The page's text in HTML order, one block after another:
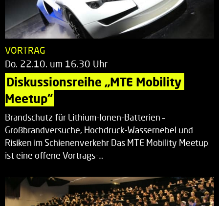
VORTRAG
Do. 22.10. um 16.30 Uhr
Diskussionsreihe „MTE Mobility
Meetup“
Brandschutz für Lithium-Ionen-Batterien –
Großbrandversuche, Hochdruck-Wassernebel und
Risiken im Schienenverkehr Das MTE Mobility Meetup
ist eine offene Vortrags-…